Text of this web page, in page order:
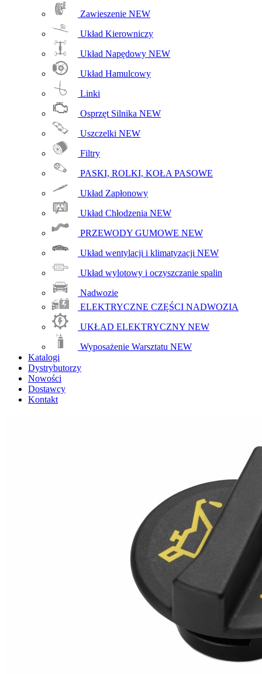
Zawieszenie NEW
Układ Kierowniczy
Układ Napędowy NEW
Układ Hamulcowy
Linki
Osprzęt Silnika NEW
Uszczelki NEW
Filtry
PASKI, ROLKI, KOŁA PASOWE
Układ Zapłonowy
Układ Chłodzenia NEW
PRZEWODY GUMOWE NEW
Układ wentylacji i klimatyzacji NEW
Układ wylotowy i oczyszczanie spalin
Nadwozie
ELEKTRYCZNE CZĘŚCI NADWOZIA
UKŁAD ELEKTRYCZNY NEW
Wyposażenie Warsztatu NEW
Katalogi
Dystrybutorzy
Nowości
Dostawcy
Kontakt